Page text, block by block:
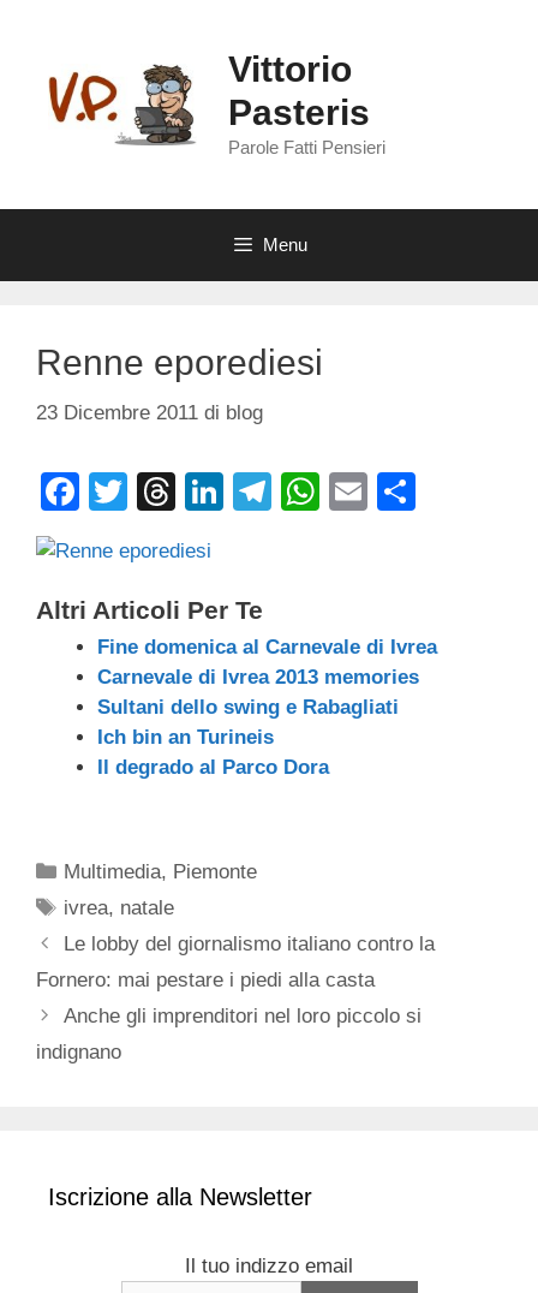
contenuto
Vittorio
Pasteris
Parole Fatti Pensieri
Menu
Renne eporediesi
23 Dicembre 2011 di blog
F
c
e
b
o
o
k
T
tt
er
T
e
a
d
s
Li
e
dI
n
T
a
m
W
A
p
p
E
vi
di
Altri Articoli Per Te
Fine domenica al Carnevale di Ivrea
Carnevale di Ivrea 2013 memories
Sultani dello swing e Rabagliati
Ich bin an Turineis
Il degrado al Parco Dora
Categorie
Multimedia, Piemonte
Tag
ivrea, natale
Le lobby del giornalismo italiano contro la
Fornero: mai pestare i piedi alla casta
Anche gli imprenditori nel loro piccolo si
indignano
Iscrizione alla Newsletter
Il tuo indizzo email